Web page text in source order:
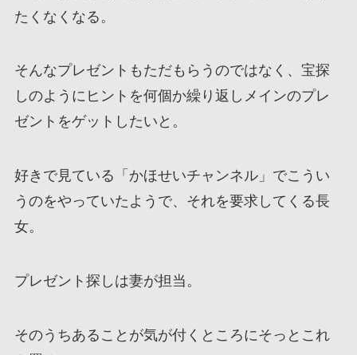
たくなくなる。
そんなプレゼントもただもらうのではなく、宝探
しのようにヒントを何個か繰り返しメインのプレ
ゼントをゲットしたいと。
好きで見ている「かほせいチャンネル」でこうい
うのをやっていたようで、それを要求してくる長
女。
プレゼント探しは妻が担当。
そのうちあることが気が付くところにそっとこれ